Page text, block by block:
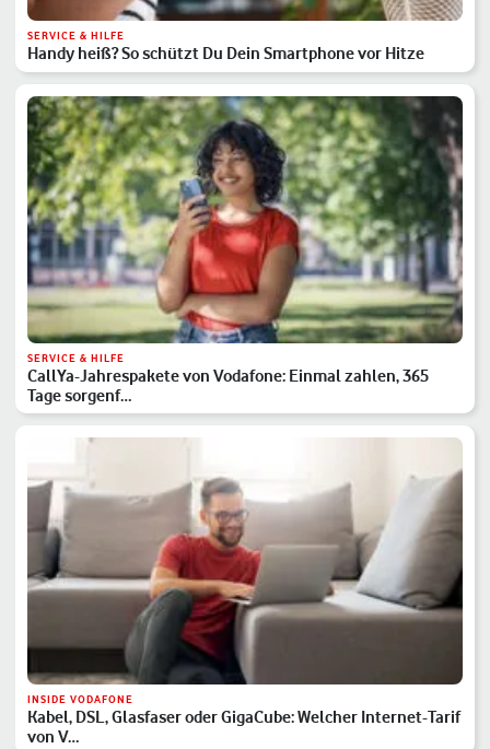
SERVICE & HILFE
Handy heiß? So schützt Du Dein Smartphone vor Hitze
SERVICE & HILFE
CallYa-Jahrespakete von Vodafone: Einmal zahlen, 365
Tage sorgenf…
INSIDE VODAFONE
Kabel, DSL, Glasfaser oder GigaCube: Welcher Internet-Tarif
von V…